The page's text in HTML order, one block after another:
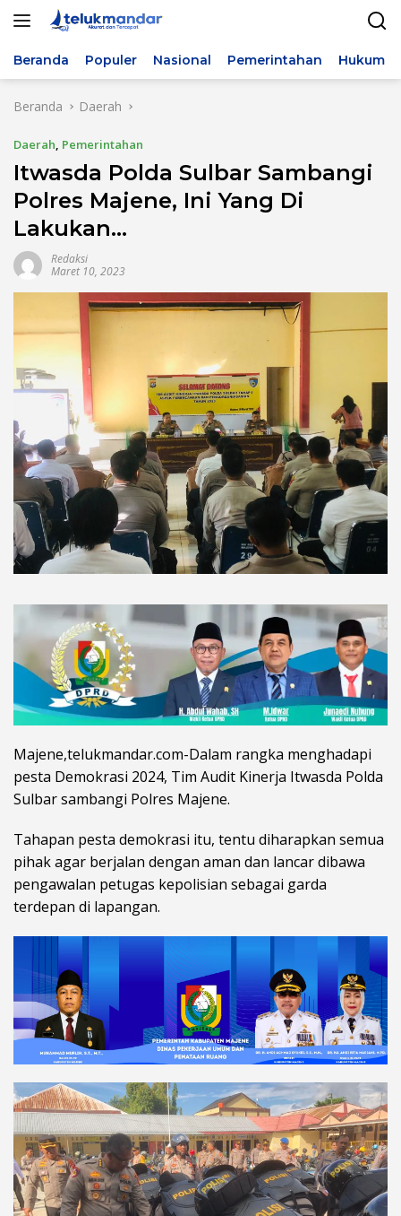
Beranda Populer Nasional Pemerintahan Hukum
Beranda Daerah
Daerah, Pemerintahan
Itwasda Polda Sulbar Sambangi
Polres Majene, Ini Yang Di
Lakukan…
Redaksi
Maret 10, 2023
Majene,telukmandar.com-Dalam rangka menghadapi
pesta Demokrasi 2024, Tim Audit Kinerja Itwasda Polda
Sulbar sambangi Polres Majene.
Tahapan pesta demokrasi itu, tentu diharapkan semua
pihak agar berjalan dengan aman dan lancar dibawa
pengawalan petugas kepolisian sebagai garda
terdepan di lapangan.